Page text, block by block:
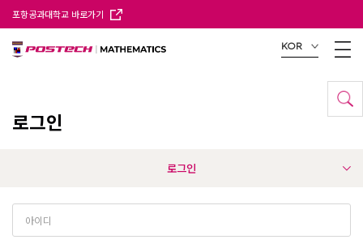
포항공과대학교 바로가기
KOR
로그인
로그인